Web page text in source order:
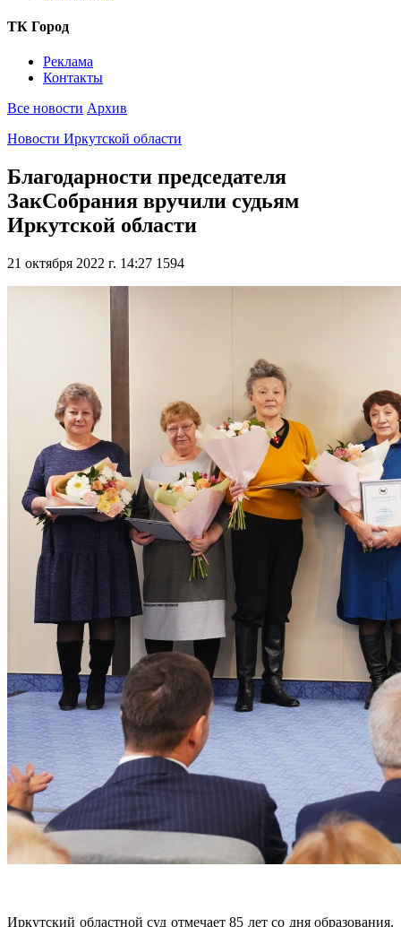
ТК Город
Реклама
Контакты
Все новости Архив
Новости Иркутской области
Благодарности председателя
ЗакСобрания вручили судьям
Иркутской области
21 октября 2022 г. 14:27 1594
Иркутский областной суд отмечает 85 лет со дня образования.